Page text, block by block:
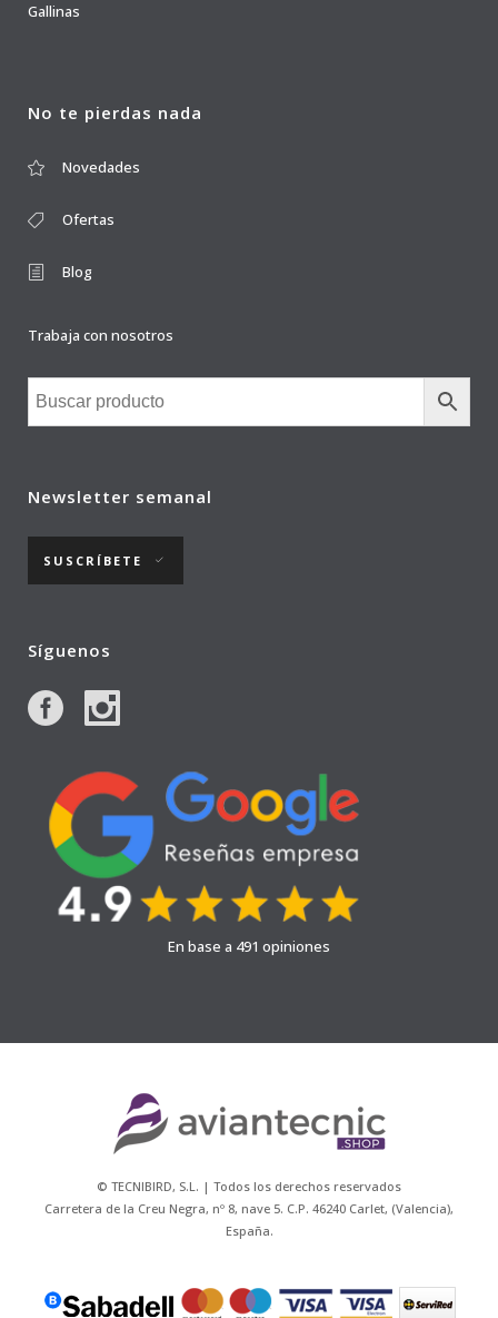
Gallinas
No te pierdas nada
Novedades
Ofertas
Blog
Trabaja con nosotros
Newsletter semanal
SUSCRÍBETE
Síguenos
En base a 491 opiniones
© TECNIBIRD, S.L. | Todos los derechos reservados
Carretera de la Creu Negra, nº 8, nave 5. C.P. 46240 Carlet, (Valencia),
España.